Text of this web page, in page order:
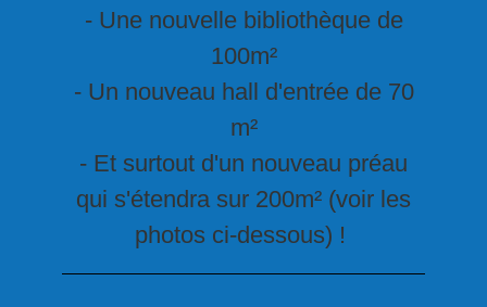
- Une nouvelle bibliothèque de
100m²
- Un nouveau hall d'entrée de 70
m²
- Et surtout d'un nouveau préau
qui s'étendra sur 200m² (voir les
photos ci-dessous) !